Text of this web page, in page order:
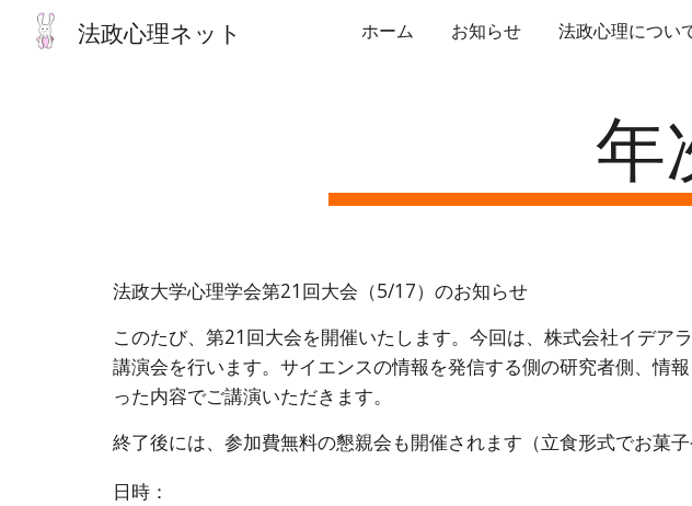
Skip to main content
法政心理ネット ホーム お知らせ 法政心理につい
年
法政⼤学⼼理学会第21回⼤会（5/17）のお知らせ
このたび、第21回大会を開催いたします。今回は、株式会社イデ
講演会を行います。サイエンスの情報を発信する側の研究者側、情
った内容でご講演いただきます。
終了後には、参加費無料の懇親会も開催されます（立食形式でお菓
日時：